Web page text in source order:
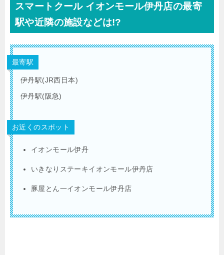
スマートクール イオンモール伊丹店の最寄
駅や近隣の施設などは!?
最寄駅
伊丹駅(JR西日本)
伊丹駅(阪急)
お近くのスポット
イオンモール伊丹
いきなりステーキイオンモール伊丹店
豚屋とん一イオンモール伊丹店